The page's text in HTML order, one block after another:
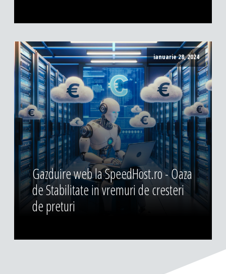
ianuarie 28, 2024
Gazduire web la SpeedHost.ro - Oaza
de Stabilitate in vremuri de cresteri
de preturi